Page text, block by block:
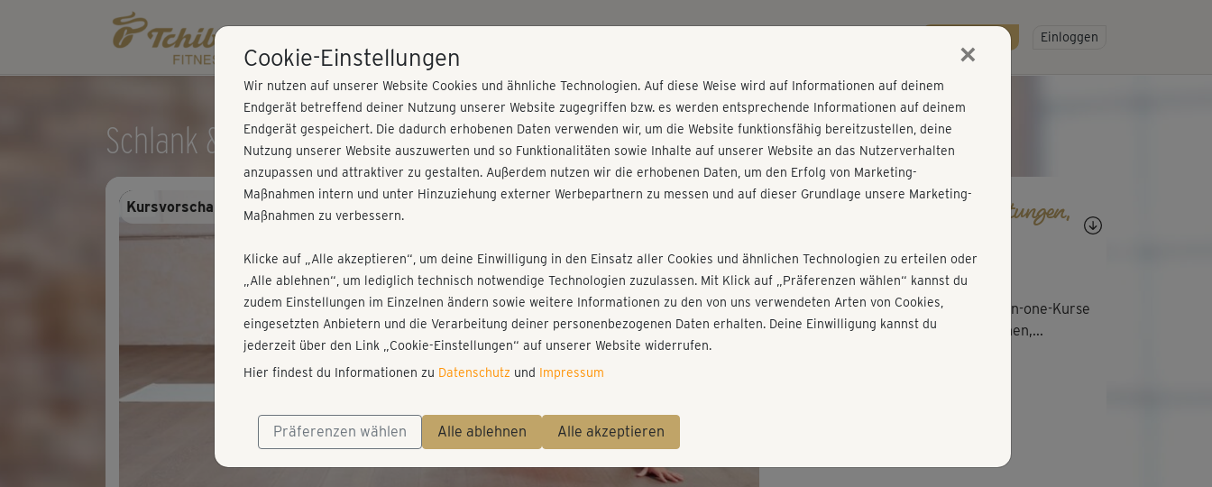
Gratis testen! Einloggen
Schlank & fit - All in one long 3 (Kurs 32)
Play
Video
Kursvorschau - Anmelden und alles trainieren!
Fragen, Antworten, Bewertungen,
I
Isalolla
Cardio zu Beginn und die zwei All-in-one-Kurse
waren super, flott und gut zu machen,...
Cookie-Einstellungen ×
Wir nutzen auf unserer Website Cookies und ähnliche Technologien. Auf diese Weise wird auf Informationen auf deinem
Endgerät betreffend deiner Nutzung unserer Website zugegriffen bzw. es werden entsprechende Informationen auf deinem
Endgerät gespeichert. Die dadurch erhobenen Daten verwenden wir, um die Website funktionsfähig bereitzustellen, deine
Nutzung unserer Website auszuwerten und so Funktionalitäten sowie Inhalte auf unserer Website an das Nutzerverhalten
anzupassen und attraktiver zu gestalten. Außerdem nutzen wir die erhobenen Daten, um den Erfolg von Marketing-
Maßnahmen intern und unter Hinzuziehung externer Werbepartnern zu messen und auf dieser Grundlage unsere Marketing-
Maßnahmen zu verbessern.
Klicke auf „Alle akzeptieren“, um deine Einwilligung in den Einsatz aller Cookies und ähnlichen Technologien zu erteilen oder
„Alle ablehnen“, um lediglich technisch notwendige Technologien zuzulassen. Mit Klick auf „Präferenzen wählen“ kannst du
zudem Einstellungen im Einzelnen ändern sowie weitere Informationen zu den von uns verwendeten Arten von Cookies,
eingesetzten Anbietern und die Verarbeitung deiner personenbezogenen Daten erhalten. Deine Einwilligung kannst du
jederzeit über den Link „Cookie-Einstellungen“ auf unserer Website widerrufen.
Hier findest du Informationen zu Datenschutz und Impressum
Präferenzen wählen Alle ablehnen Alle akzeptieren